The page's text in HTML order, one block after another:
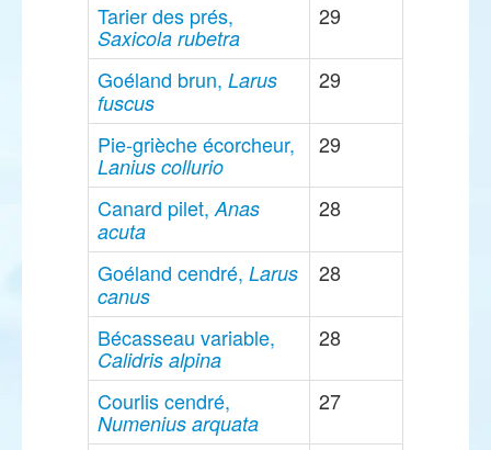
Tarier des prés,
Saxicola rubetra
29
Goéland brun, Larus
fuscus
29
Pie-grièche écorcheur,
Lanius collurio
29
Canard pilet, Anas
acuta
28
Goéland cendré, Larus
canus
28
Bécasseau variable,
Calidris alpina
28
Courlis cendré,
Numenius arquata
27